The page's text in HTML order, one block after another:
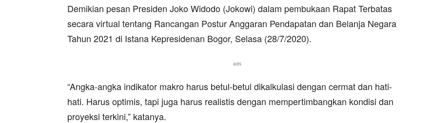
Demikian pesan Presiden Joko Widodo (Jokowi) dalam pembukaan Rapat Terbatas
secara virtual tentang Rancangan Postur Anggaran Pendapatan dan Belanja Negara
Tahun 2021 di Istana Kepresidenan Bogor, Selasa (28/7/2020).
ads
“Angka-angka indikator makro harus betul-betul dikalkulasi dengan cermat dan hati-
hati. Harus optimis, tapi juga harus realistis dengan mempertimbangkan kondisi dan
proyeksi terkini,” katanya.